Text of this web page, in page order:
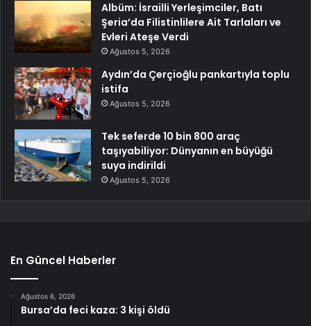
Albüm: İsrailli Yerleşimciler, Batı
Şeria’da Filistinlilere Ait Tarlaları ve
Evleri Ateşe Verdi
Ağustos 5, 2026
Aydın’da Çerçioğlu pankartıyla toplu
istifa
Ağustos 5, 2026
Tek seferde 10 bin 800 araç
taşıyabiliyor: Dünyanın en büyüğü
suya indirildi
Ağustos 5, 2026
En Güncel Haberler
Ağustos 6, 2026
Bursa’da feci kaza: 3 kişi öldü